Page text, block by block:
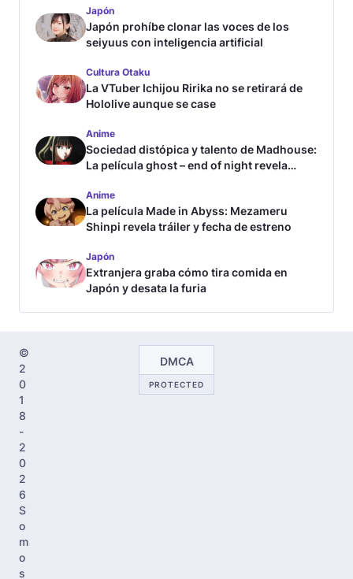
Japón
Japón prohíbe clonar las voces de los
seiyuus con inteligencia artificial
Cultura Otaku
La VTuber Ichijou Ririka no se retirará de
Hololive aunque se case
Anime
Sociedad distópica y talento de Madhouse:
La película ghost – end of night revela
Anime
La película Made in Abyss: Mezameru
Shinpi revela tráiler y fecha de estreno
Japón
Extranjera graba cómo tira comida en
Japón y desata la furia
©
2
0
1
8
-
2
0
2
6
S
o
m
o
s
DMCA
PROTECTED